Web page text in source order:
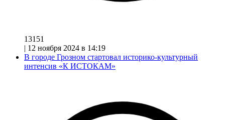
13151
| 12 ноября 2024 в 14:19
В городе Грозном стартовал историко-культурный
интенсив «К ИСТОКАМ»